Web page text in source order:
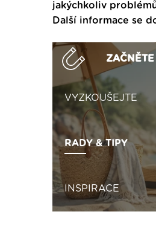
jakýchkoliv
Další informace se
ZAČNĚTE
VYZKOUŠEJTE
RADY & TIPY
INSPIRACE
Vytvořte si vizualizaci
Není
seženeme!